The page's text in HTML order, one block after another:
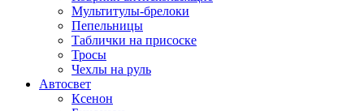
Мультитулы-брелоки
Пепельницы
Таблички на присоске
Тросы
Чехлы на руль
Автосвет
Ксенон